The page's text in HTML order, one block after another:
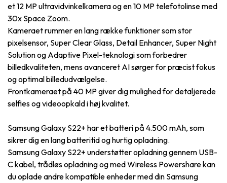
et 12 MP ultravidvinkelkamera og en 10 MP telefotolinse med
30x Space Zoom.
Kameraet rummer en lang række funktioner som stor
pixelsensor, Super Clear Glass, Detail Enhancer, Super Night
Solution og Adaptive Pixel-teknologi som forbedrer
billedkvaliteten, mens avanceret AI sørger for præcist fokus
og optimal billedudvælgelse.
Frontkameraet på 40 MP giver dig mulighed for detaljerede
selfies og videoopkald i høj kvalitet.
Samsung Galaxy S22+ har et batteri på 4.500 mAh, som
sikrer dig en lang batteritid og hurtig opladning.
Samsung Galaxy S22+ understøtter opladning gennem USB-
C kabel, trådløs opladning og med Wireless Powershare kan
du oplade andre kompatible enheder med din Samsung